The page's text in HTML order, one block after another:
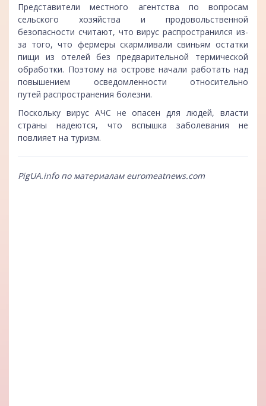
Представители местного агентства по вопросам
сельского хозяйства и продовольственной
безопасности считают, что вирус распространился из-
за того, что фермеры скармливали свиньям остатки
пищи из отелей без предварительной термической
обработки. Поэтому на острове начали работать над
повышением осведомленности относительно
путей распространения болезни.
Поскольку вирус АЧС не опасен для людей, власти
страны надеются, что вспышка заболевания не
повлияет на туризм.
PigUA.info по материалам euromeatnews.com